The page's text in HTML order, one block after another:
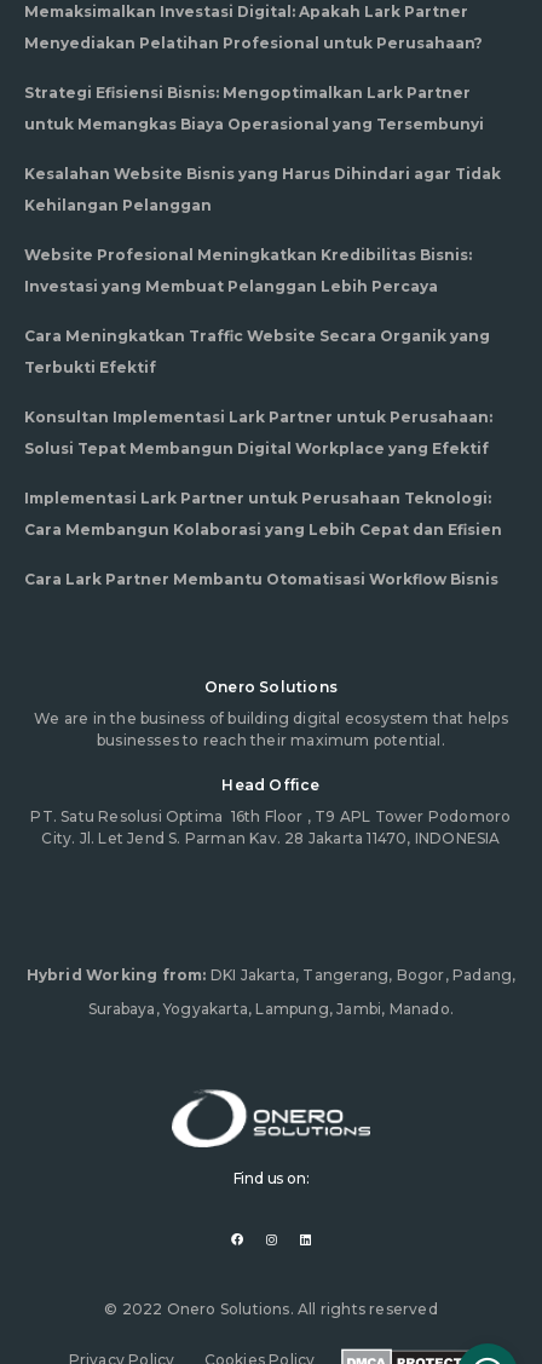
Memaksimalkan Investasi Digital: Apakah Lark Partner
Menyediakan Pelatihan Profesional untuk Perusahaan?
Strategi Efisiensi Bisnis: Mengoptimalkan Lark Partner
untuk Memangkas Biaya Operasional yang Tersembunyi
Kesalahan Website Bisnis yang Harus Dihindari agar Tidak
Kehilangan Pelanggan
Website Profesional Meningkatkan Kredibilitas Bisnis:
Investasi yang Membuat Pelanggan Lebih Percaya
Cara Meningkatkan Traffic Website Secara Organik yang
Terbukti Efektif
Konsultan Implementasi Lark Partner untuk Perusahaan:
Solusi Tepat Membangun Digital Workplace yang Efektif
Implementasi Lark Partner untuk Perusahaan Teknologi:
Cara Membangun Kolaborasi yang Lebih Cepat dan Efisien
Cara Lark Partner Membantu Otomatisasi Workflow Bisnis
Onero Solutions
We are in the business of building digital ecosystem that helps
businesses to reach their maximum potential.
Head Office
PT. Satu Resolusi Optima 16th Floor , T9 APL Tower Podomoro
City. Jl. Let Jend S. Parman Kav. 28 Jakarta 11470, INDONESIA
Hybrid Working from: DKI Jakarta, Tangerang, Bogor, Padang,
Surabaya, Yogyakarta, Lampung, Jambi, Manado.
Find us on:
a
o
k
n
a
i
n
© 2022 Onero Solutions. All rights reserved
Privacy Policy Cookies Policy